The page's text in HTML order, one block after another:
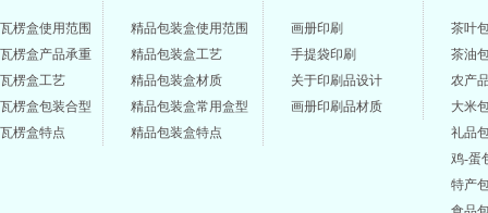
瓦楞盒使用范围
瓦楞盒产品承重
瓦楞盒工艺
瓦楞盒包装合型
瓦楞盒特点
精品包装盒使用范围
精品包装盒工艺
精品包装盒材质
精品包装盒常用盒型
精品包装盒特点
画册印刷
手提袋印刷
关于印刷品设计
画册印刷品材质
茶叶
茶油
农产
大米
礼品
鸡-蛋
特产